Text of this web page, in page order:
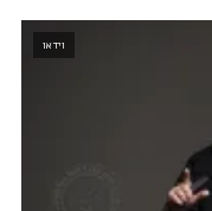
וידאו